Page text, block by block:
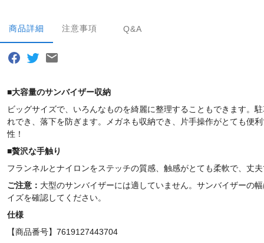
商品詳細 注意事項 Q&A
■大容量のサンバイザー収納
ビッグサイズで、いろんなものを綺麗に整理することもできます。
れでき、落下を防ぎます。メガネも収納でき、片手操作がとても便
性！
■贅沢な手触り
フランネルとナイロンをステッチの質感、 触感がとても柔軟で、丈
ご注意： 大型のサンバイザーには適していません。サンバイザーの
イズを確認してください。
仕様
【商品番号】7619127443704